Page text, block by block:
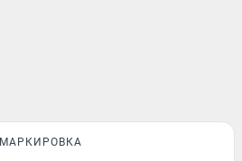
МАРКИРОВКА